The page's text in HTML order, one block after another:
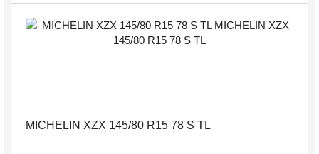
MICHELIN XZX 145/80 R15 78 S TL